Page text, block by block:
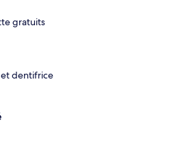
gratuits
et dentifrice